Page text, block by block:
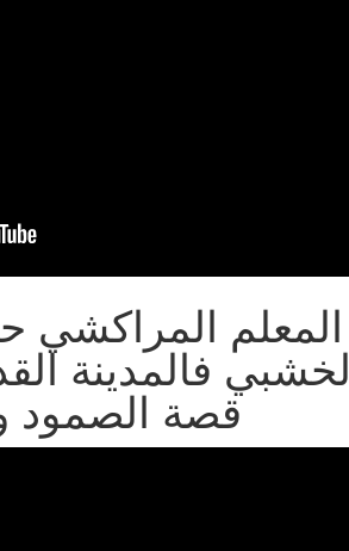
المعلم المراكشي
الخشبي فالمدينة
قصة الصمود